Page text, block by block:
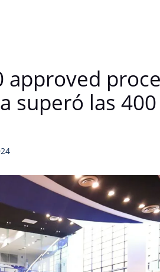
approved
las